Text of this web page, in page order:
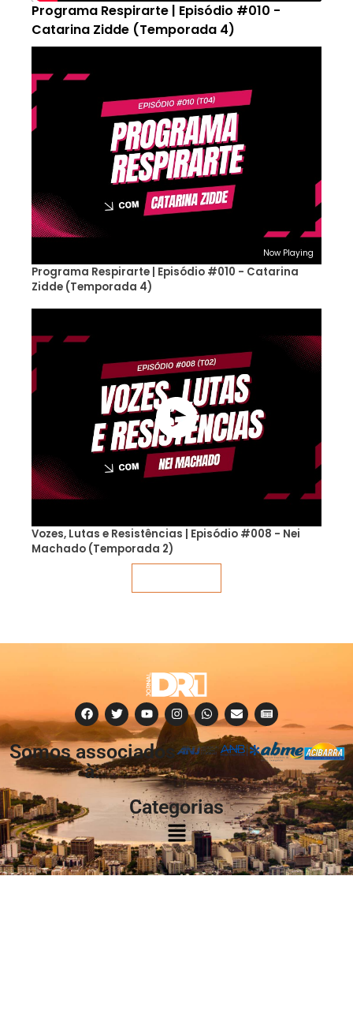
Programa Respirarte | Episódio #010 -
Catarina Zidde (Temporada 4)
Now Playing
Programa Respirarte | Episódio #010 - Catarina
Zidde (Temporada 4)
Vozes, Lutas e Resistências | Episódio #008 - Nei
Machado (Temporada 2)
Somos associados
à:
Categorias